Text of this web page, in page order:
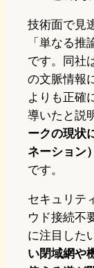
技術面で見
「単なる
です。同社
の文脈情報
よりも正確
導いたと説
ークの現状
ネーション
です。
セキュリテ
ウド接続不
に注目した
い閉域網や